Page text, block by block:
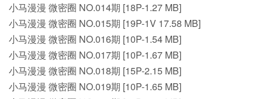
小马漫漫 微密圈 NO.014期 [18P-1.27 MB]
小马漫漫 微密圈 NO.015期 [19P-1V 17.58 MB]
小马漫漫 微密圈 NO.016期 [10P-1.54 MB]
小马漫漫 微密圈 NO.017期 [10P-1.67 MB]
小马漫漫 微密圈 NO.018期 [15P-2.15 MB]
小马漫漫 微密圈 NO.019期 [10P-1.65 MB]